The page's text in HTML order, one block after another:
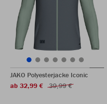
JAKO Polyesterjacke Iconic
ab 32,99 €
39,99 €